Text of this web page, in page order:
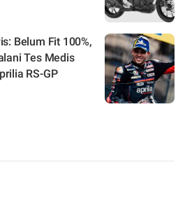
Belum Fit 100%,
Tes Medis
RS-GP